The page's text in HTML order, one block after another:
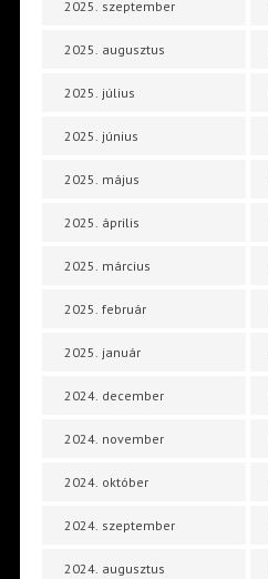
2025. szeptember
2025. augusztus
2025. július
2025. június
2025. május
2025. április
2025. március
2025. február
2025. január
2024. december
2024. november
2024. október
2024. szeptember
2024. augusztus